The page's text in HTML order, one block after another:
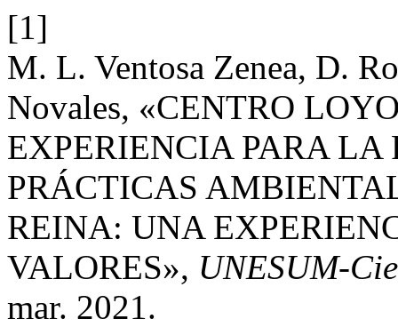
[1]
M. L. Ventosa Zenea, D.
Novales, «CENTRO
EXPERIENCIA PARA LA
PRÁCTICAS
REINA: UNA
VALORES», UNESUM-
mar. 2021.